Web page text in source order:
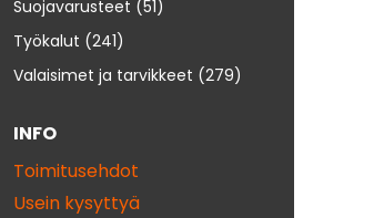
Suojavarusteet (51)
Työkalut (241)
Valaisimet ja tarvikkeet (279)
INFO
Toimitusehdot
Usein kysyttyä